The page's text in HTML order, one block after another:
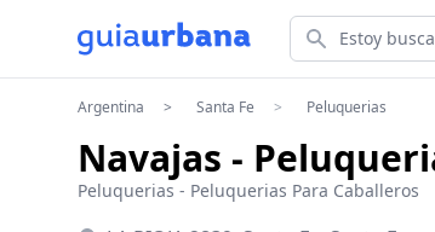
Estoy
Argentina Santa Fe Peluquerias
Navajas -
Peluquerias - Peluquerias Para Caballeros